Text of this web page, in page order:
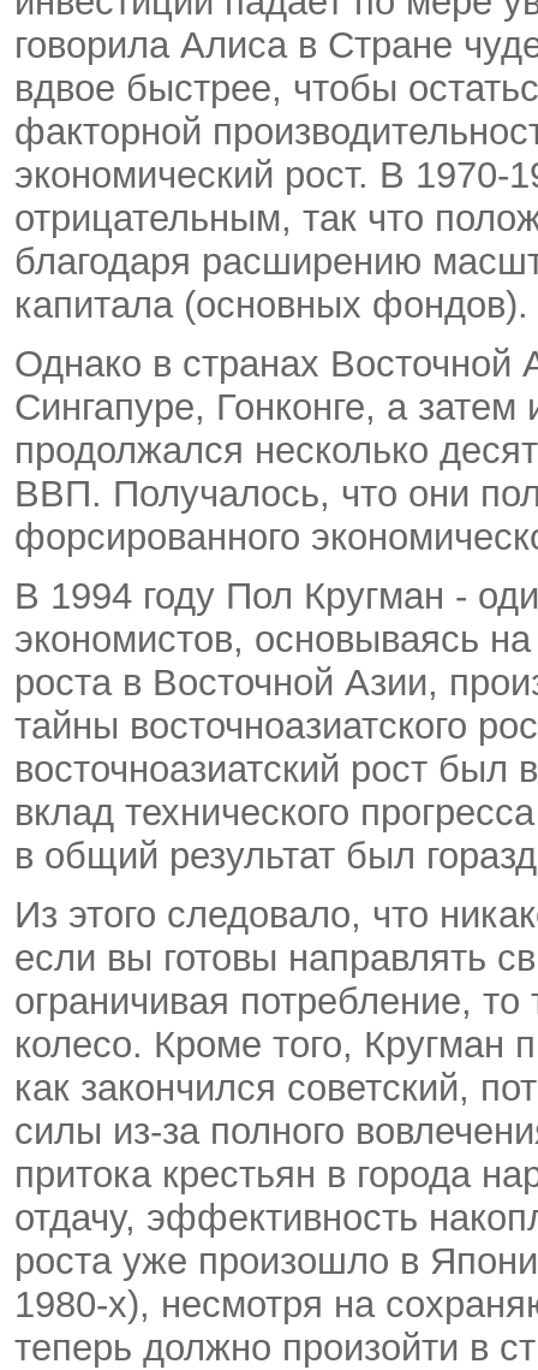
говорила Алиса в Стране
вдвое быстрее, чтобы
факторной
экономический рост. В 1970-
отрицательным, так что
благодаря расширению
капитала (основных фондов).
Однако в странах
Сингапуре, Гонконге, а
продолжался несколько
ВВП. Получалось, что они
форсированного
В 1994 году Пол Кругман -
экономистов, основываясь
роста в Восточной Азии,
тайны восточноазиатского
восточноазиатский рост
вклад технического
в общий результат был
Из этого следовало, что
если вы готовы направлять
ограничивая потребление,
колесо. Кроме того, Кругман
как закончился советский,
силы из-за полного
притока крестьян в города
отдачу, эффективность
роста уже произошло в
1980-х), несмотря на
теперь должно произойти в